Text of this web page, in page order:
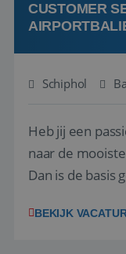
CUSTOMER
Schiphol
Heb jij een
naar de
Dan is de basis
het
BEKIJK